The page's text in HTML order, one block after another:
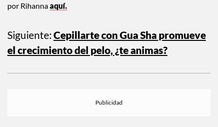
por Rihannaaquí.
Siguiente: Cepillarte con Gua Sha promueve
el crecimiento del pelo, ¿te animas?